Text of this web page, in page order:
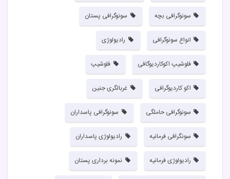
سونوگرافی بچه سونوگرافی پستان
انواع سونوگرافی رادیولوژی
فلوشیپ اکوکاردیوگافی فلوشیپ
اکو کاردیوگرافی غربالگری جنین
سونوگرافی حاملگی سونوگرافی پاسداران
سونگرافی فرمانیه رادیولوژی پاسداران
رادیولوژی فرمانیه نمونه برداری پستان